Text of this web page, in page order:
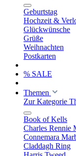
Geburtstag
Hochzeit &
Glückwünsche
Grüße
Weihnachten
Postkarten
% SALE
Themen
Zur Kategorie
Book of Kells
Charles Rennie
Connemara
Claddagh Ring